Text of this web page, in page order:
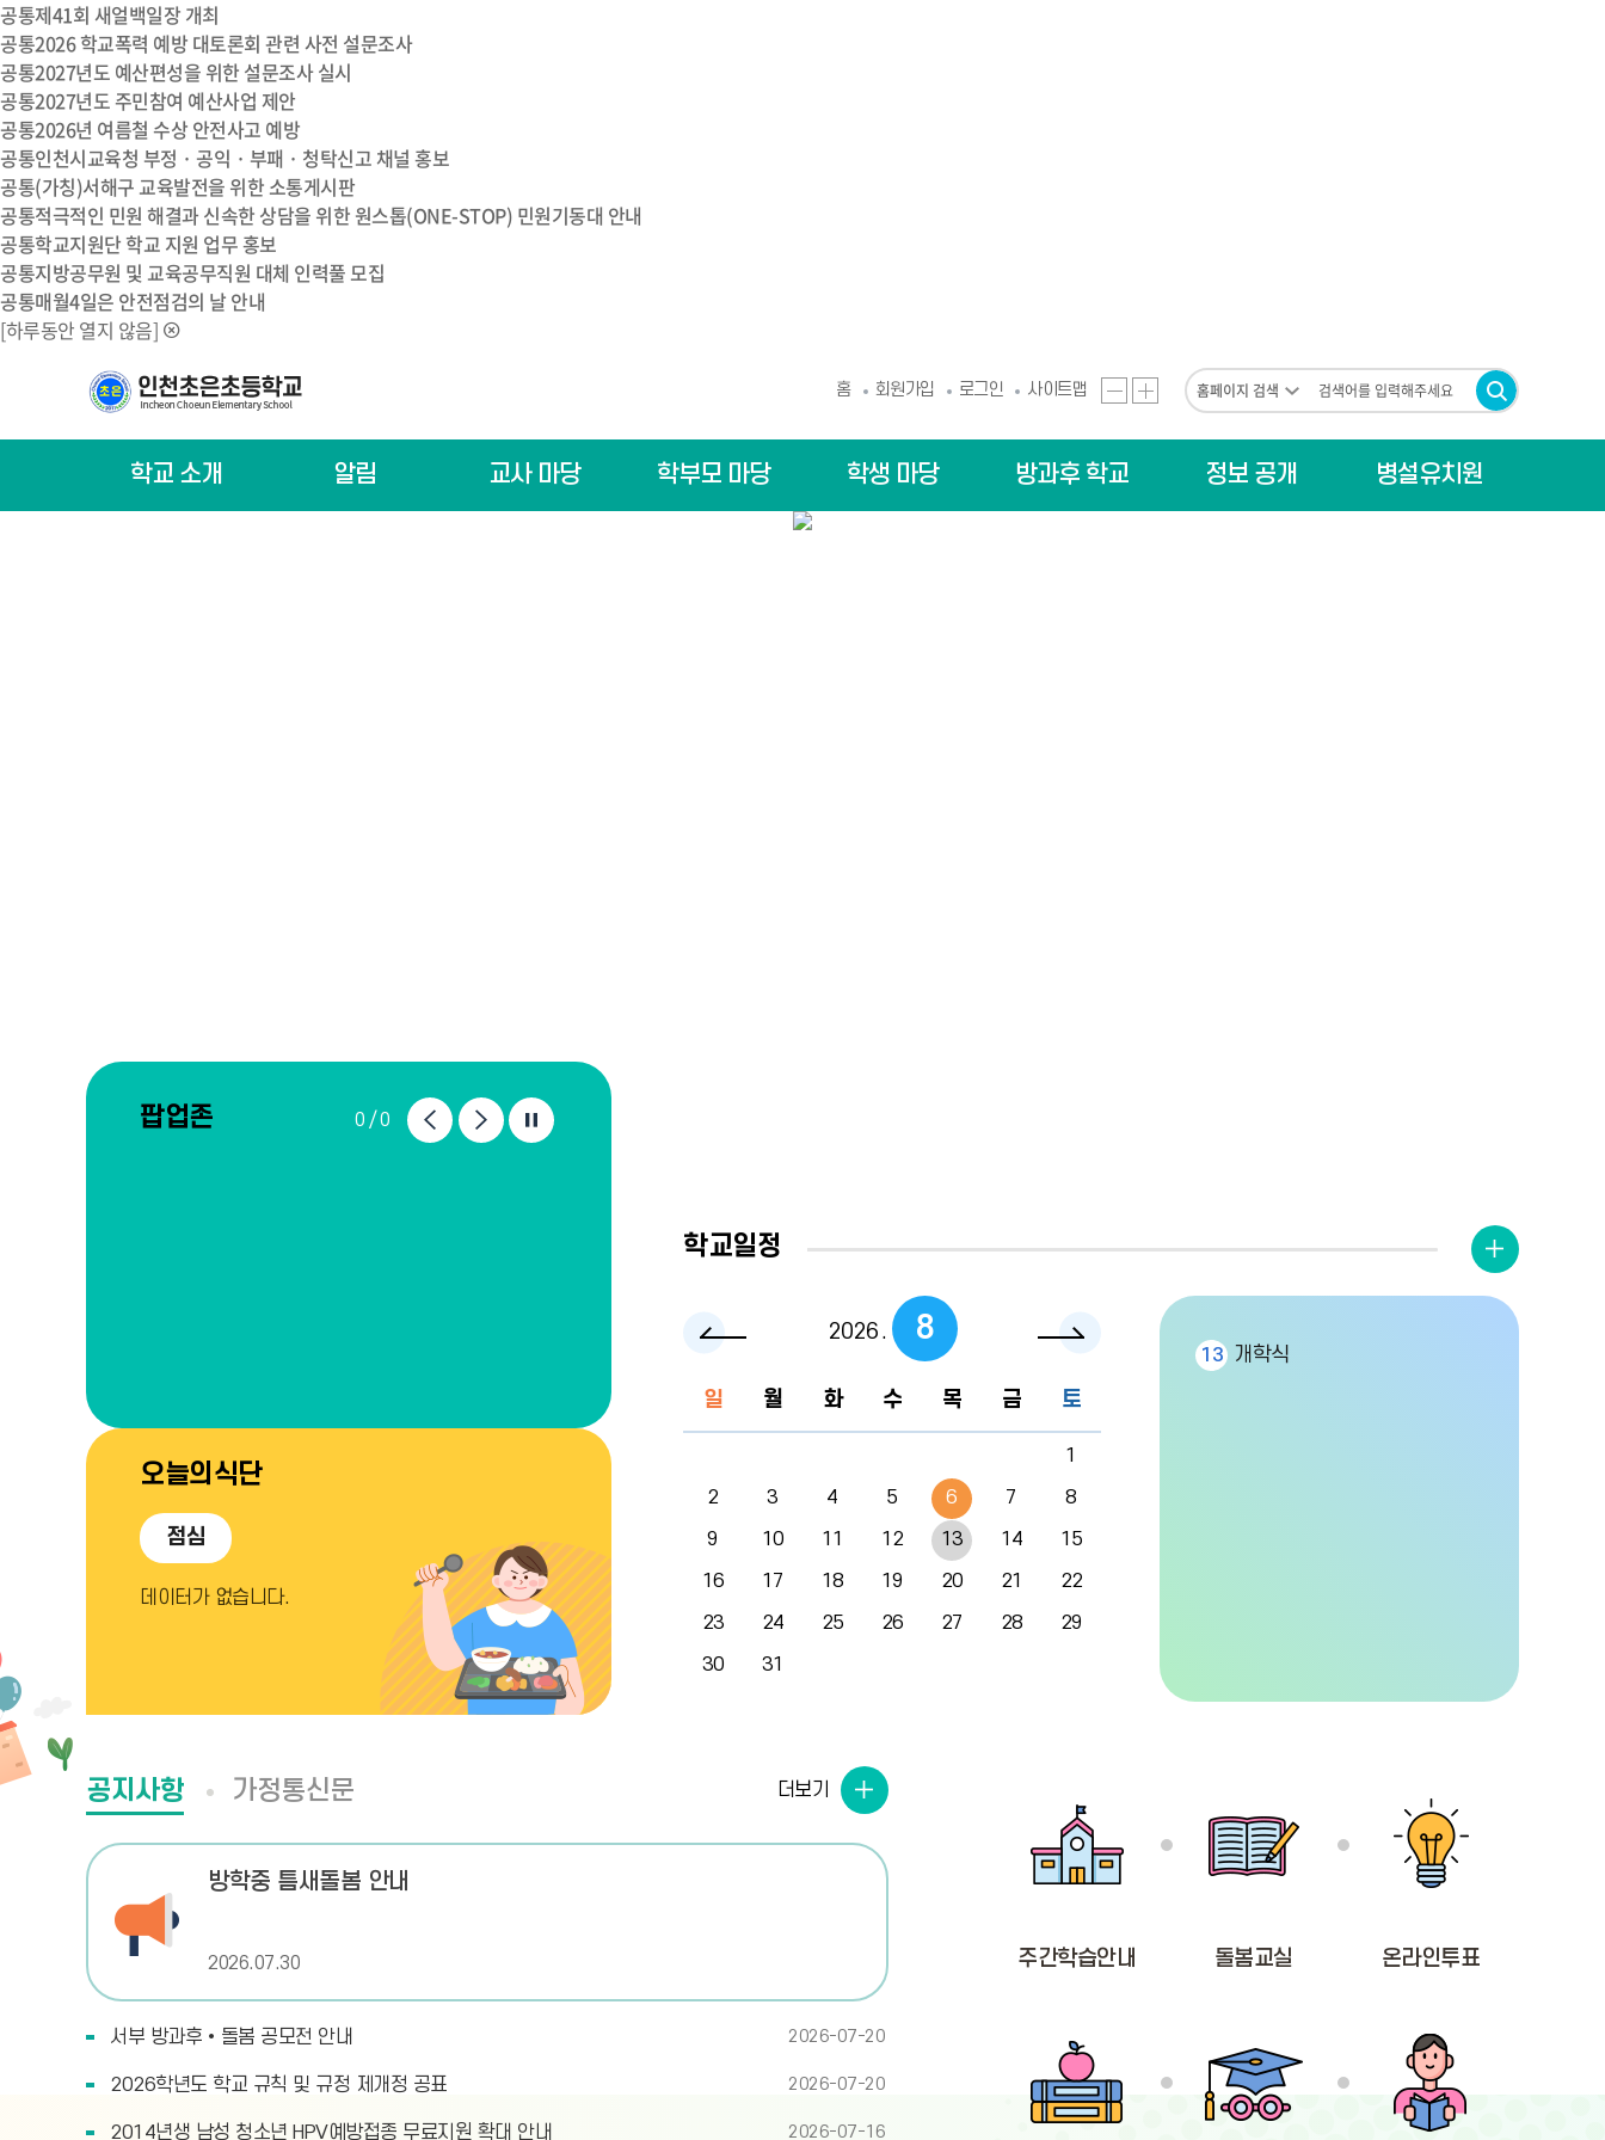
공통제41회 새얼백일장 개최
공통2026 학교폭력 예방 대토론회 관련 사전 설문조사
공통2027년도 예산편성을 위한 설문조사 실시
공통2027년도 주민참여 예산사업 제안
공통2026년 여름철 수상 안전사고 예방
공통인천시교육청 부정 · 공익 · 부패 · 청탁신고 채널 홍보
공통(가칭)서해구 교육발전을 위한 소통게시판
공통적극적인 민원 해결과 신속한 상담을 위한 원스톱(ONE-STOP) 민원기동대 안내
공통학교지원단 학교 지원 업무 홍보
공통지방공무원 및 교육공무직원 대체 인력풀 모집
공통매월4일은 안전점검의 날 안내
[하루동안 열지 않음]
홈 회원가입 로그인 사이트맵 화
면
화
면
검
색
택
검
학교 소개 알림 교사 마당 학부모 마당 학생 마당 방과후 학교 정보 공개 병설유치원
팝업존 0 0
이
다
일
오늘의식단
점심
데이터가 없습니다.
학교일정
달
2026 .
8
달
일 월 화 수 목 금 토
1
2
3 4 5 6 7
8
9
10 11 12 13 14
15
16
17 18 19 20 21
22
23
24 25 26 27 28
29
30
31
13 개학식
더
공지사항
방학중 틈새돌봄 안내
2026.07.30
서부 방과후•돌봄 공모전 안내 2026-07-20
2026학년도 학교 규칙 및 규정 제개정 공표 2026-07-20
2014년생 남성 청소년 HPV예방접종 무료지원 확대 안내 2026-07-16
더보기
보
가정통신문
주간학습안내 돌봄교실 온라인투표